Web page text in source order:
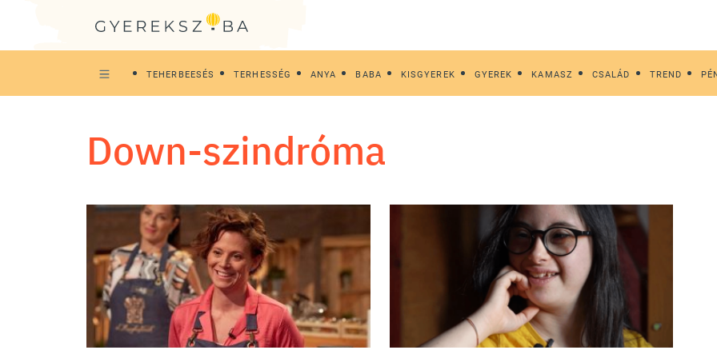
TEHERBEESÉS TERHESSÉG ANYA BABA KISGYEREK GYEREK KAMASZ CSALÁD TREND
Down-szindróma